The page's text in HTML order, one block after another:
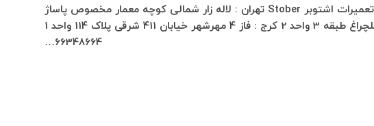
تعمیرات اشتوبر Stober تهران : لاله زار شمالی کوچه معمار مخصوص پاساژ
چلچراغ طبقه 3 واحد 2 کرج : فاز 4 مهرشهر خیابان 411 شرقی پلاک 114 واحد 1
66348664…